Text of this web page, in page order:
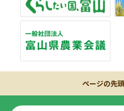
ページの先